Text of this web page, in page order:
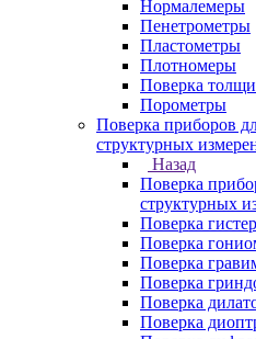
Нормалемеры
Пенетрометры
Пластометры
Плотномеры
Поверка
Порометры
Поверка приборов
структурных
Назад
Поверка
структурных
Поверка
Поверка
Поверка
Поверка
Поверка
Поверка